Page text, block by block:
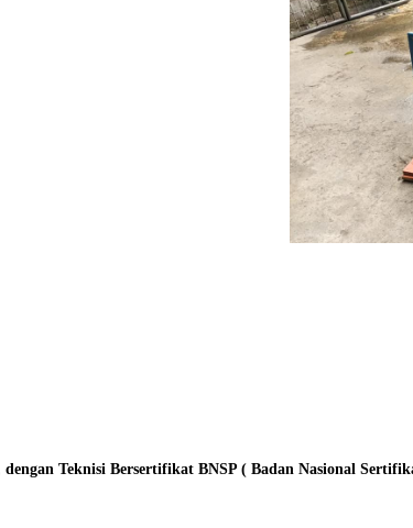
Teknisi Bersertifikat BNSP ( Badan Nasional